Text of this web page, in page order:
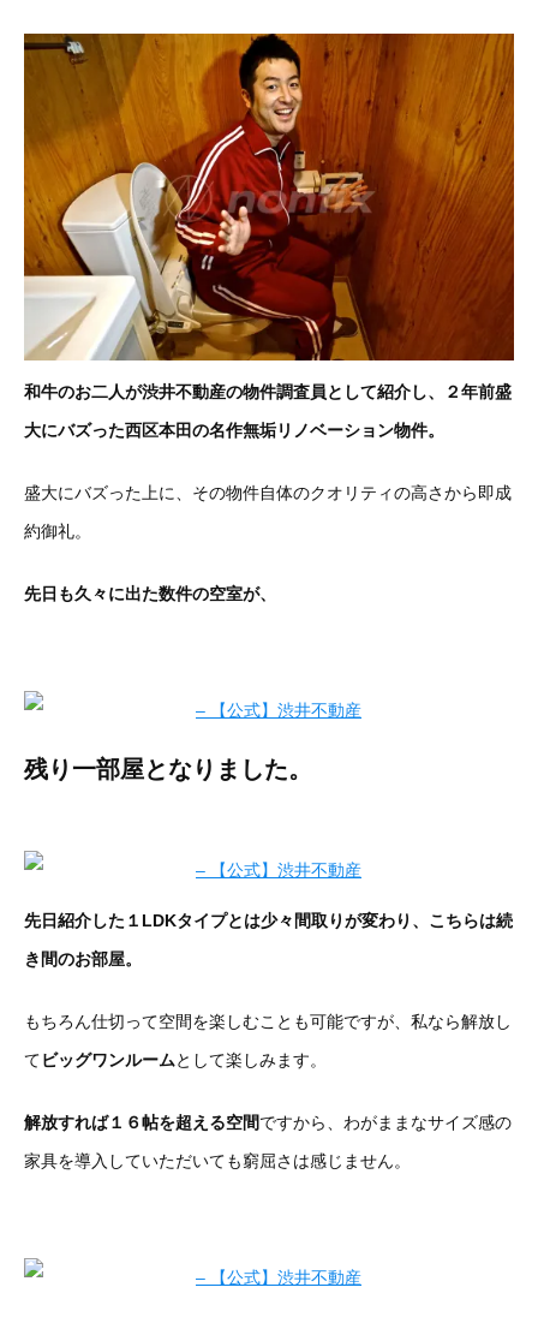
和牛のお二人が渋井不動産の物件調査員として紹介し、２年前盛
大にバズった西区本田の名作無垢リノベーション物件。
盛大にバズった上に、その物件自体のクオリティの高さから即成
約御礼。
先日も久々に出た数件の空室が、
残り一部屋となりました。
先日紹介した１LDKタイプとは少々間取りが変わり、こちらは続
き間のお部屋。
もちろん仕切って空間を楽しむことも可能ですが、私なら解放し
てビッグワンルームとして楽しみます。
解放すれば１６帖を超える空間ですから、わがままなサイズ感の
家具を導入していただいても窮屈さは感じません。